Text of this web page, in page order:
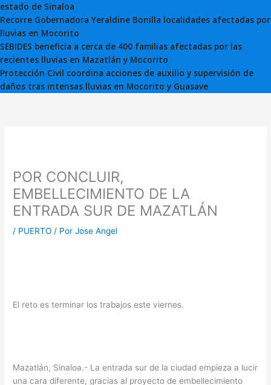
estado de Sinaloa
Recorre Gobernadora Yeraldine Bonilla localidades afectadas por
lluvias en Mocorito
SEBIDES beneficia a cerca de 400 familias afectadas por las
recientes lluvias en Mazatlán y Mocorito
Protección Civil coordina acciones de auxilio y supervisión de
daños tras intensas lluvias en Mocorito y Guasave
POR CONCLUIR,
EMBELLECIMIENTO DE LA
ENTRADA SUR DE MAZATLÁN
/ PUERTO / PorJose Angel
El reto es terminar los trabajos este viernes.
Mazatlán, Sinaloa.- La entrada sur de la ciudad empieza a lucir
una cara diferente, gracias al proyecto de embellecimiento